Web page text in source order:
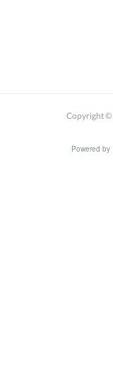
Copyright ©
Powered by